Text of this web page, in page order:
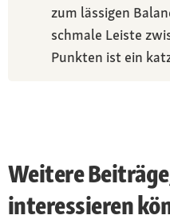
zum lässigen
schmale Leiste
Punkten ist ein
Weitere
interessieren